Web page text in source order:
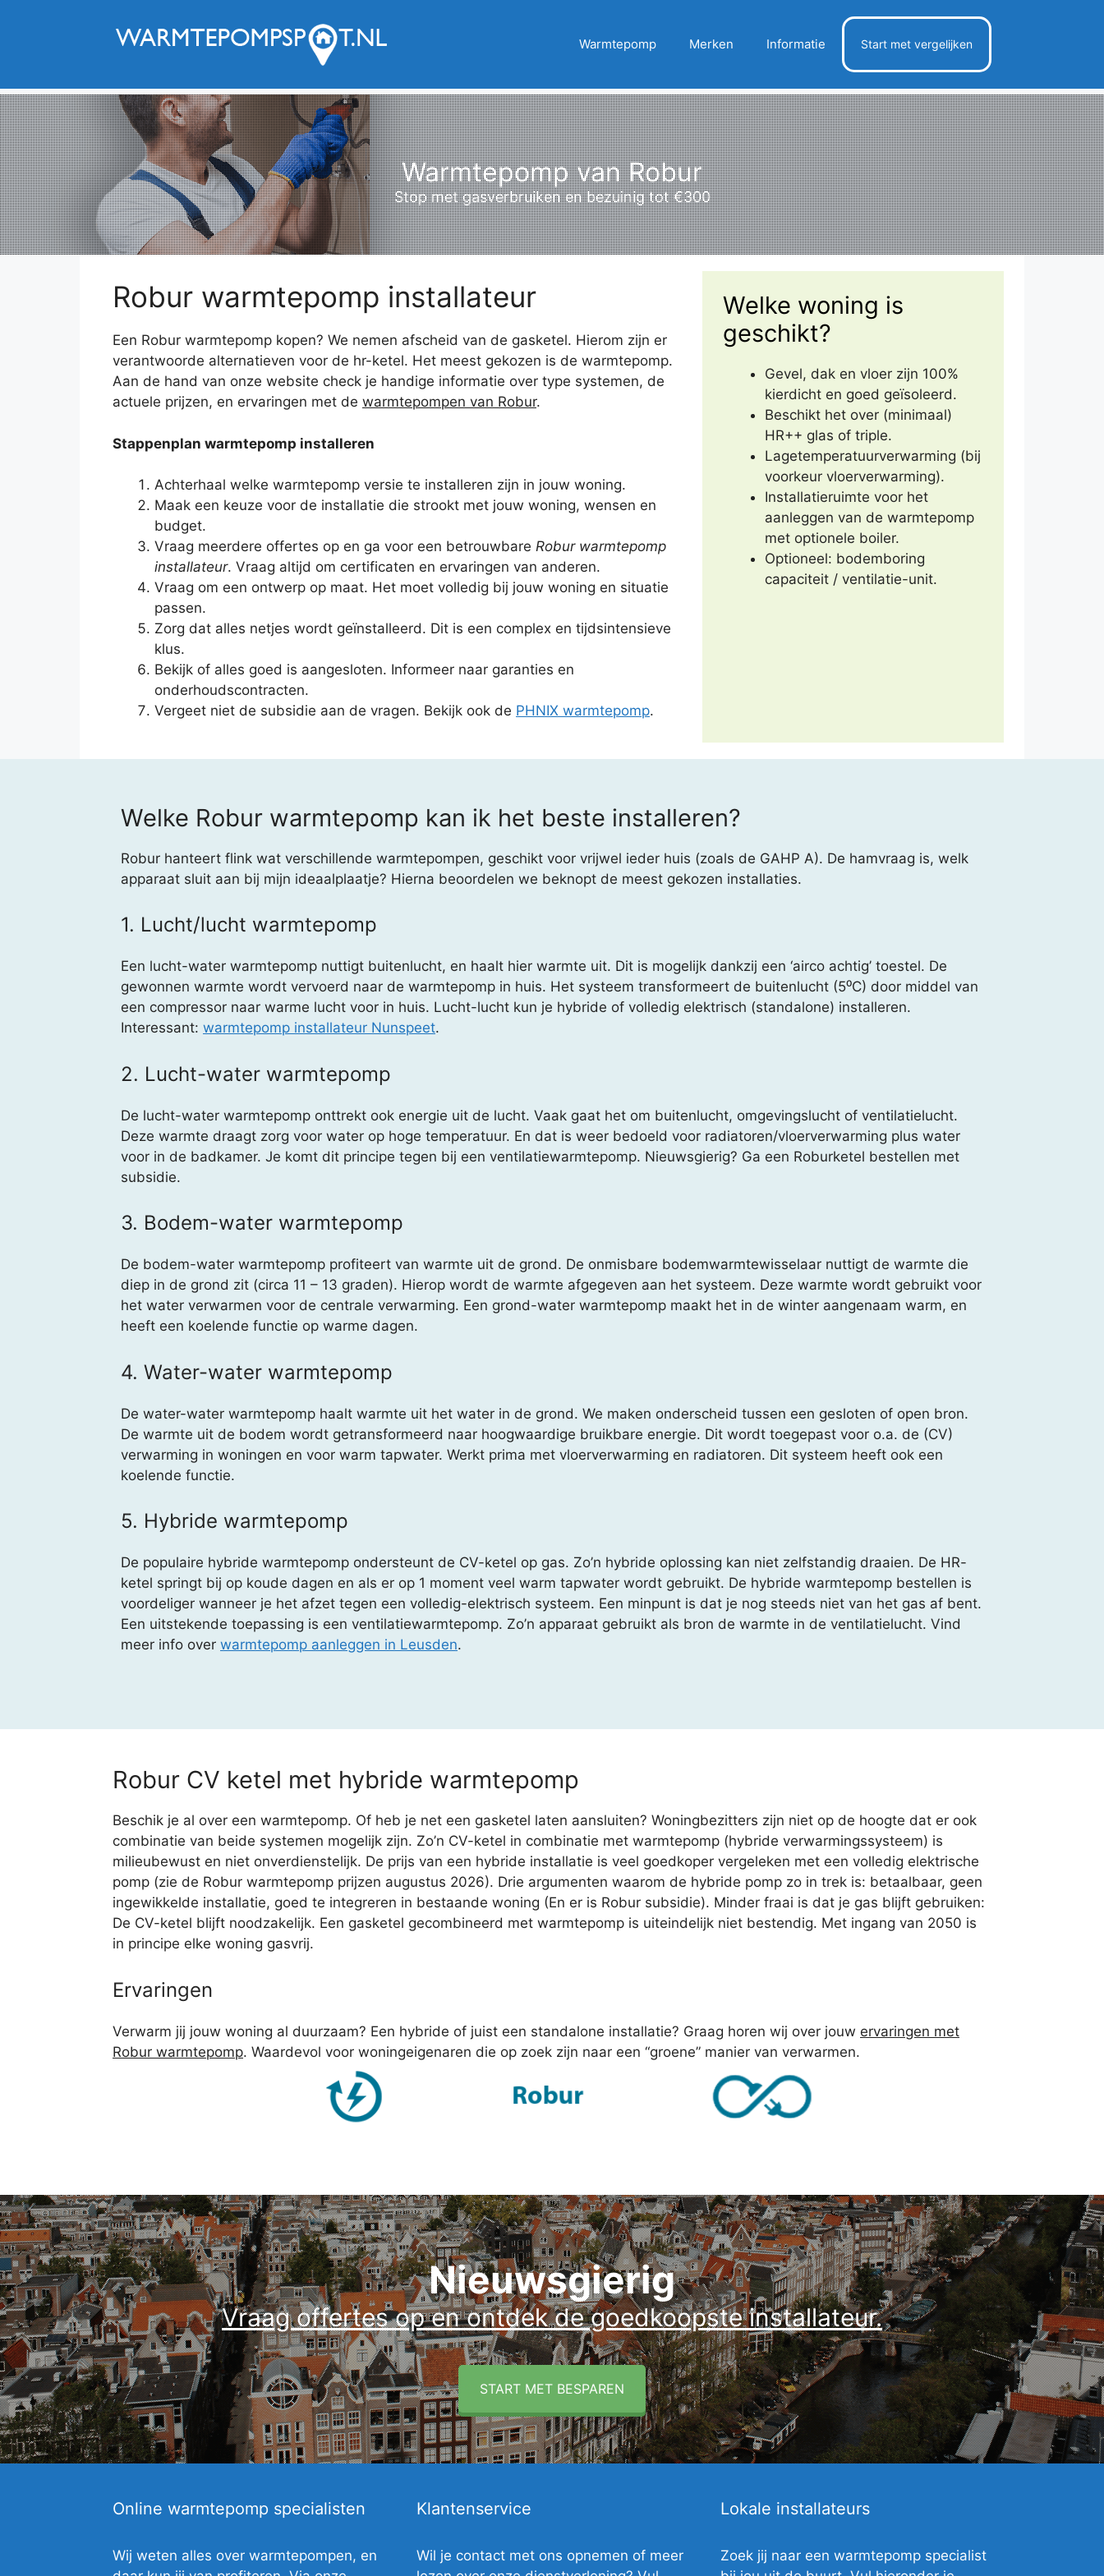
Warmtepomp Merken Informatie Start met vergelijken
Warmtepomp van Robur
Stop met gasverbruiken en bezuinig tot €300
Robur warmtepomp installateur
Een Robur warmtepomp kopen? We nemen afscheid van de gasketel. Hierom zijn er
verantwoorde alternatieven voor de hr-ketel. Het meest gekozen is de warmtepomp.
Aan de hand van onze website check je handige informatie over type systemen, de
actuele prijzen, en ervaringen met de warmtepompen van Robur.
Stappenplan warmtepomp installeren
Achterhaal welke warmtepomp versie te installeren zijn in jouw woning.
Maak een keuze voor de installatie die strookt met jouw woning, wensen en
budget.
Vraag meerdere offertes op en ga voor een betrouwbare Robur warmtepomp
installateur. Vraag altijd om certificaten en ervaringen van anderen.
Vraag om een ontwerp op maat. Het moet volledig bij jouw woning en situatie
passen.
Zorg dat alles netjes wordt geïnstalleerd. Dit is een complex en tijdsintensieve
klus.
Bekijk of alles goed is aangesloten. Informeer naar garanties en
onderhoudscontracten.
Vergeet niet de subsidie aan de vragen. Bekijk ook de PHNIX warmtepomp.
Welke woning is
geschikt?
Gevel, dak en vloer zijn 100%
kierdicht en goed geïsoleerd.
Beschikt het over (minimaal)
HR++ glas of triple.
Lagetemperatuurverwarming (bij
voorkeur vloerverwarming).
Installatieruimte voor het
aanleggen van de warmtepomp
met optionele boiler.
Optioneel: bodemboring
capaciteit / ventilatie-unit.
Welke Robur warmtepomp kan ik het beste installeren?
Robur hanteert flink wat verschillende warmtepompen, geschikt voor vrijwel ieder huis (zoals de GAHP A). De hamvraag is, welk
apparaat sluit aan bij mijn ideaalplaatje? Hierna beoordelen we beknopt de meest gekozen installaties.
1. Lucht/lucht warmtepomp
Een lucht-water warmtepomp nuttigt buitenlucht, en haalt hier warmte uit. Dit is mogelijk dankzij een ‘airco achtig’ toestel. De
gewonnen warmte wordt vervoerd naar de warmtepomp in huis. Het systeem transformeert de buitenlucht (5⁰C) door middel van
een compressor naar warme lucht voor in huis. Lucht-lucht kun je hybride of volledig elektrisch (standalone) installeren.
Interessant: warmtepomp installateur Nunspeet.
2. Lucht-water warmtepomp
De lucht-water warmtepomp onttrekt ook energie uit de lucht. Vaak gaat het om buitenlucht, omgevingslucht of ventilatielucht.
Deze warmte draagt zorg voor water op hoge temperatuur. En dat is weer bedoeld voor radiatoren/vloerverwarming plus water
voor in de badkamer. Je komt dit principe tegen bij een ventilatiewarmtepomp. Nieuwsgierig? Ga een Roburketel bestellen met
subsidie.
3. Bodem-water warmtepomp
De bodem-water warmtepomp profiteert van warmte uit de grond. De onmisbare bodemwarmtewisselaar nuttigt de warmte die
diep in de grond zit (circa 11 – 13 graden). Hierop wordt de warmte afgegeven aan het systeem. Deze warmte wordt gebruikt voor
het water verwarmen voor de centrale verwarming. Een grond-water warmtepomp maakt het in de winter aangenaam warm, en
heeft een koelende functie op warme dagen.
4. Water-water warmtepomp
De water-water warmtepomp haalt warmte uit het water in de grond. We maken onderscheid tussen een gesloten of open bron.
De warmte uit de bodem wordt getransformeerd naar hoogwaardige bruikbare energie. Dit wordt toegepast voor o.a. de (CV)
verwarming in woningen en voor warm tapwater. Werkt prima met vloerverwarming en radiatoren. Dit systeem heeft ook een
koelende functie.
5. Hybride warmtepomp
De populaire hybride warmtepomp ondersteunt de CV-ketel op gas. Zo’n hybride oplossing kan niet zelfstandig draaien. De HR-
ketel springt bij op koude dagen en als er op 1 moment veel warm tapwater wordt gebruikt. De hybride warmtepomp bestellen is
voordeliger wanneer je het afzet tegen een volledig-elektrisch systeem. Een minpunt is dat je nog steeds niet van het gas af bent.
Een uitstekende toepassing is een ventilatiewarmtepomp. Zo’n apparaat gebruikt als bron de warmte in de ventilatielucht. Vind
meer info over warmtepomp aanleggen in Leusden.
Robur CV ketel met hybride warmtepomp
Beschik je al over een warmtepomp. Of heb je net een gasketel laten aansluiten? Woningbezitters zijn niet op de hoogte dat er ook
combinatie van beide systemen mogelijk zijn. Zo’n CV-ketel in combinatie met warmtepomp (hybride verwarmingssysteem) is
milieubewust en niet onverdienstelijk. De prijs van een hybride installatie is veel goedkoper vergeleken met een volledig elektrische
pomp (zie de Robur warmtepomp prijzen augustus 2026). Drie argumenten waarom de hybride pomp zo in trek is: betaalbaar, geen
ingewikkelde installatie, goed te integreren in bestaande woning (En er is Robur subsidie). Minder fraai is dat je gas blijft gebruiken:
De CV-ketel blijft noodzakelijk. Een gasketel gecombineerd met warmtepomp is uiteindelijk niet bestendig. Met ingang van 2050 is
in principe elke woning gasvrij.
Ervaringen
Verwarm jij jouw woning al duurzaam? Een hybride of juist een standalone installatie? Graag horen wij over jouw ervaringen met
Robur warmtepomp. Waardevol voor woningeigenaren die op zoek zijn naar een “groene” manier van verwarmen.
Nieuwsgierig
Vraag offertes op en ontdek de goedkoopste installateur.
START MET BESPAREN
Online warmtepomp specialisten
Wij weten alles over warmtepompen, en
Klantenservice
Wil je contact met ons opnemen of meer
Lokale installateurs
Zoek jij naar een warmtepomp specialist